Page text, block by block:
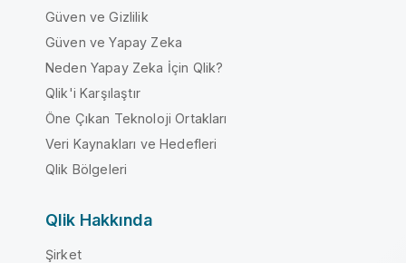
Güven ve Gizlilik
Güven ve Yapay Zeka
Neden Yapay Zeka İçin Qlik?
Qlik'i Karşılaştır
Öne Çıkan Teknoloji Ortakları
Veri Kaynakları ve Hedefleri
Qlik Bölgeleri
Qlik Hakkında
Şirket